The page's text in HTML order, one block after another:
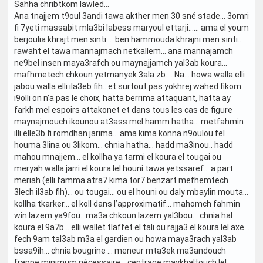
Sahha chribtkom lawled…
Ana tnajjem t9oul 3andi tawa akther men 30 sné stade… 3omri
fi 7yeti massabit mla3bi labess maryoul ettarji…… ama el youm
berjoulia khrajt men sinti… ben hammouda khrajni men sinti…
rawaht el tawa mannajmach netkallem… ana mannajamch
ne9bel insen maya3rafch ou maynajjamch yal3ab koura…
mafhmetech chkoun yetmanyek 3ala zb…. Na… howa walla elli
jabou walla elli ila3eb fih.. et surtout pas yokhrej wahed fikom
i9olli on n’a pas le choix, hatta berrima attaquant, hatta ay
farkh mel espoirs attakonet et dans tous les cas de figure
maynajmouch ikounou at3ass mel hamm hatha… metfahmin
illi elle3b fi romdhan jarima… ama kima konna n9oulou fel
houma 3lina ou 3likom… chnia hatha… hadd ma3inou.. hadd
mahou mnajjem… el kollha ya tarmi el koura el tougai ou
meryah walla jarri el koura lel houni tawa yetssaref… a part
meriah (elli famma atra7 kima tor7 benzart mefhemtech
3lech il3ab fih)… ou tougai… ou el houni ou daly mbaylin mouta…
kollha tkarker… el koll dans l’approximatif… mahomch fahmin
win lazem ya9fou.. ma3a chkoun lazem yal3bou… chnia hal
koura el 9a7b… elli wallet tlaffet el tali ou rajja3 el koura lel axe…
fech 9am tal3ab m3a el gardien ou howa maya3rach yal3ab
bssa9ih… chnia bougrine … meneur mta3ek ma3andouch